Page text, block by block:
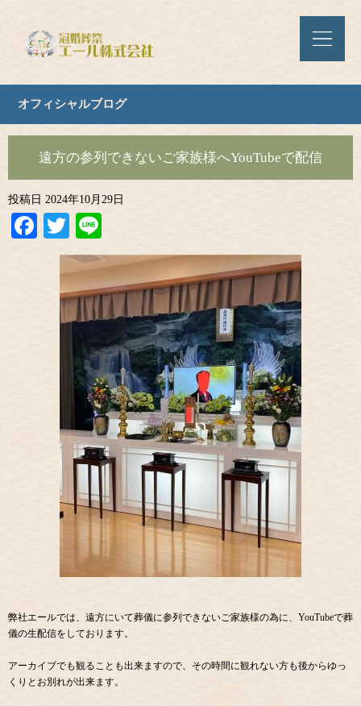
オフィシャルブログ
遠方の参列できないご家族様へYouTubeで配信
投稿日 2024年10月29日
Facebook
Twitter
弊社エールでは、遠方にいて葬儀に参列できないご家族様の為に、YouTubeで葬
儀の生配信をしております。
アーカイブでも観ることも出来ますので、その時間に観れない方も後からゆっ
くりとお別れが出来ます。